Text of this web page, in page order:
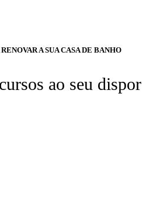
A SUA CASA DE BANHO
ao seu dispor